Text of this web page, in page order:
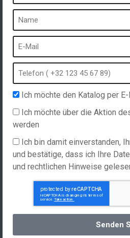
Ein Spa ist ...
Was ist ein Heilbad?
Schaumbad
Freibad
Kurort im Winter
Eingebauter Whirlpool
Spa und Hydrotherapie
Website erstellt von
Produkte
Allgemeine
Ich möchte den Katalog per
Ich möchte über die Aktion
werden
Ich bin damit einverstanden,
und bestätige, dass ich Ihre
und rechtlichen Hinweise
Senden